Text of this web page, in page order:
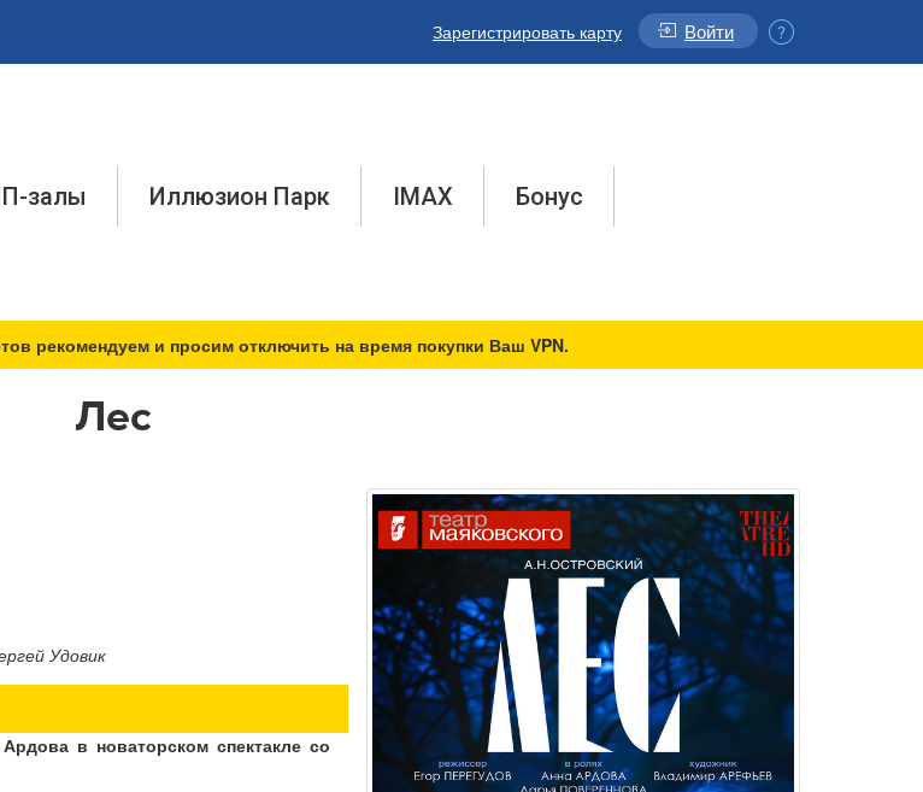
Зарегистрировать карту Войти
залы Иллюзион Парк IMAX Бонус
рекомендуем и просим отключить на время покупки Ваш VPN.
Лес
Удовик
в новаторском спектакле со